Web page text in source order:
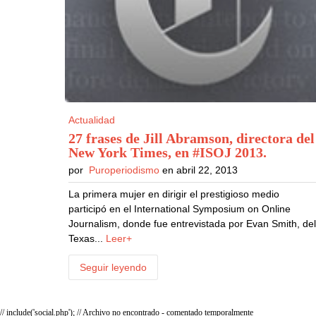
Actualidad
27 frases de Jill Abramson, directora del
New York Times, en #ISOJ 2013.
por Puroperiodismo en abril 22, 2013
La primera mujer en dirigir el prestigioso medio
participó en el International Symposium on Online
Journalism, donde fue entrevistada por Evan Smith, del
Texas... Leer+
Seguir leyendo
// include('social.php'); // Archivo no encontrado - comentado temporalmente